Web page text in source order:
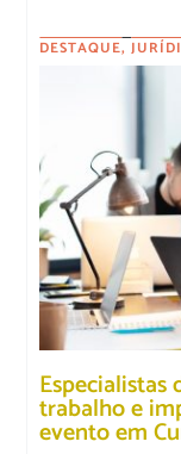
DESTAQUE,
trabalho e
evento em